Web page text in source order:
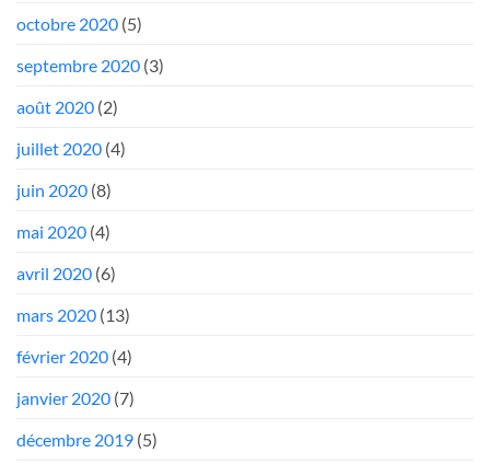
octobre 2020 (5)
septembre 2020 (3)
août 2020 (2)
juillet 2020 (4)
juin 2020 (8)
mai 2020 (4)
avril 2020 (6)
mars 2020 (13)
février 2020 (4)
janvier 2020 (7)
décembre 2019 (5)